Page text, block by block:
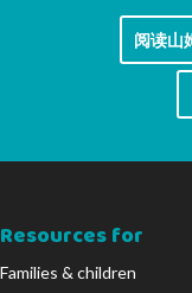
阅读山
Resources for
Families & children